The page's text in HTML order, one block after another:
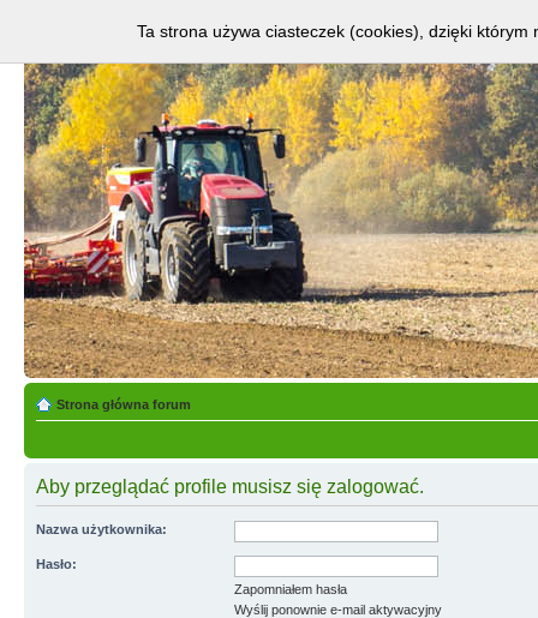
Strona główna forum
Aby przeglądać profile musisz się zalogować.
Nazwa użytkownika:
Hasło:
Zapomniałem hasła
Wyślij ponownie e-mail aktywacyjny
Ta strona używa ciasteczek (cookies), dzięki którym